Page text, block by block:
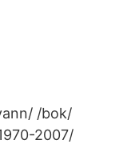
/bok/
2007/